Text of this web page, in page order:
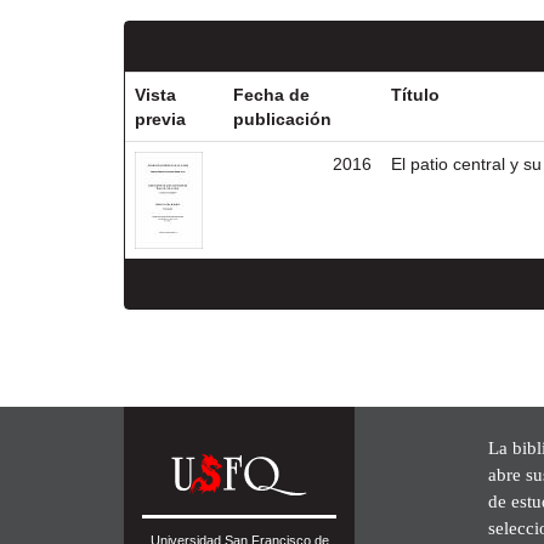
Vista
previa
Fecha de
publicación
Título
2016 El patio central y
Universidad San Francisco de
La
abre
de